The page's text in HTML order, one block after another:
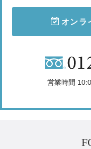
オンラ
営業時間